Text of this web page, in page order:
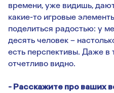
времени, уже видишь,
какие-то игровые
поделиться радостью: у
десять человек –
есть перспективы. Даже в
отчетливо видно.
- Расскажите про ваших